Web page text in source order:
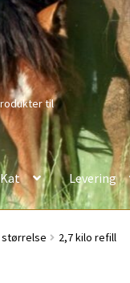
til
Levering
2,7 kilo refill